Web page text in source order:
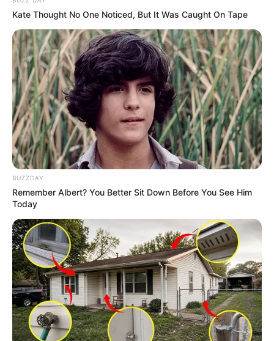
Semua hal kecil yang kamu lakukan, selalu
mengingatkanku pada kita
Ini pilihanku, aku harus terima apa adanya
Foto- foto Citra Kirana
1. Semakin anggun dengan hijab
Kate Thought No One Noticed, But It Was Caught On Tape
BUZZDAY
Remember Albert? You Better Sit Down Before You See Him
Today